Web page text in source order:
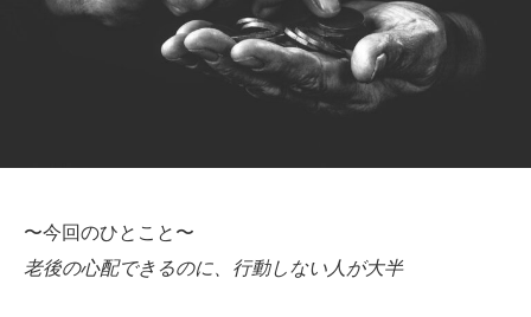
〜今回のひとこと〜
老後の心配できるのに、行動しない人が大半